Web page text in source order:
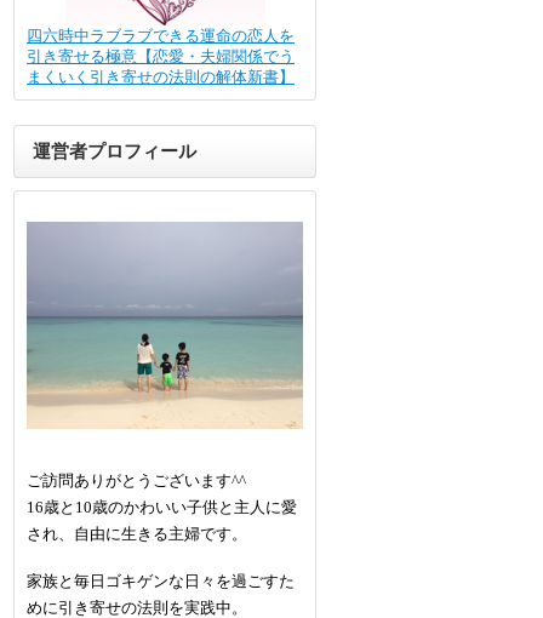
四六時中ラブラブできる運命の恋人を
引き寄せる極意【恋愛・夫婦関係でう
まくいく引き寄せの法則の解体新書】
運営者プロフィール
ご訪問ありがとうございます^^
16歳と10歳のかわいい子供と主人に愛
され、自由に生きる主婦です。
家族と毎日ゴキゲンな日々を過ごすた
めに引き寄せの法則を実践中。